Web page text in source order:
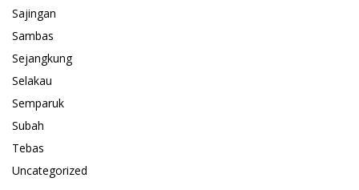
Sajingan
Sambas
Sejangkung
Selakau
Semparuk
Subah
Tebas
Uncategorized